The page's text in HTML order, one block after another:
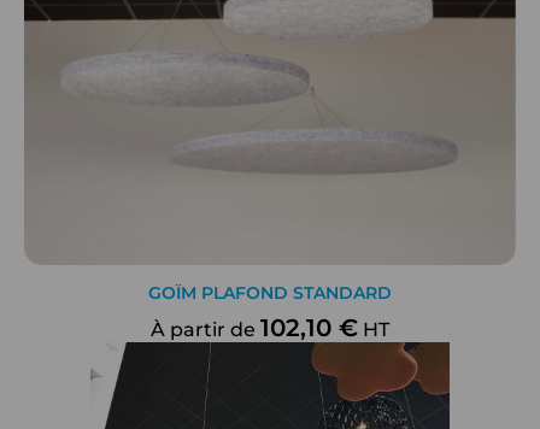
GOÏM PLAFOND STANDARD
À partir de 102,10 € HT